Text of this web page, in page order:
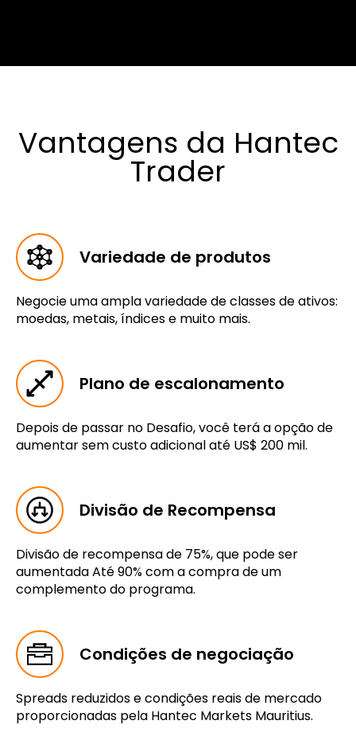
Vantagens da Hantec
Trader
Variedade de produtos
Negocie uma ampla variedade de classes de ativos:
moedas, metais, índices e muito mais.
Plano de escalonamento
Depois de passar no Desafio, você terá a opção de
aumentar sem custo adicional até US$ 200 mil.
Divisão de Recompensa
Divisão de recompensa de 75%, que pode ser
aumentada Até 90% com a compra de um
complemento do programa.
Condições de negociação
Spreads reduzidos e condições reais de mercado
proporcionadas pela Hantec Markets Mauritius.